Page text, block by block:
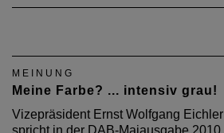
MEINUNG
Meine Farbe? ... intensiv grau!
Vizepräsident Ernst Wolfgang Eichler
spricht in der DAB-Maiausgabe 2010